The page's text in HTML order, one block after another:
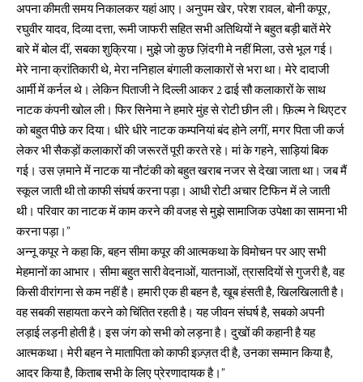
अपना कीमती समय निकालकर यहां आए। अनुपम खेर, परेश रावल, बोनी कपूर,
रघुवीर यादव, दिव्या दत्ता, रूमी जाफरी सहित सभी अतिथियों ने बहुत बड़ी बातें मेरे
बारे में बोल दीं, सबका शुक्रिया। मुझे जो कुछ ज़िंदगी मे नहीं मिला, उसे भूल गई।
मेरे नाना क्रांतिकारी थे, मेरा ननिहाल बंगाली कलाकारों से भरा था। मेरे दादाजी
आर्मी में कर्नल थे। लेकिन पिताजी ने दिल्ली आकर 2 ढाई सौ कलाकारों के साथ
नाटक कंपनी खोल ली। फिर सिनेमा ने हमारे मुंह से रोटी छीन ली। फ़िल्म ने थिएटर
को बहुत पीछे कर दिया। धीरे धीरे नाटक कम्पनियां बंद होने लगीं, मगर पिता जी कर्ज
लेकर भी सैकड़ों कलाकारों की जरूरतें पूरी करते रहे। मां के गहने, साड़ियां बिक
गई। उस ज़माने में नाटक या नौटंकी को बहुत खराब नजर से देखा जाता था। जब मैं
स्कूल जाती थी तो काफी संघर्ष करना पड़ा। आधी रोटी अचार टिफिन में ले जाती
थी। परिवार का नाटक में काम करने की वजह से मुझे सामाजिक उपेक्षा का सामना भी
करना पड़ा।”
अन्नू कपूर ने कहा कि, बहन सीमा कपूर की आत्मकथा के विमोचन पर आए सभी
मेहमानों का आभार। सीमा बहुत सारी वेदनाओं, यातनाओं, त्रासदियों से गुजरी है, वह
किसी वीरांगना से कम नहीं है। हमारी एक ही बहन है, खूब हंसती है, खिलखिलाती है।
वह सबकी सहायता करने को चिंतित रहती है। यह जीवन संघर्ष है, सबको अपनी
लड़ाई लड़नी होती है। इस जंग को सभी को लड़ना है। दुखों की कहानी है यह
आत्मकथा। मेरी बहन ने मातापिता को काफी इज़्ज़त दी है, उनका सम्मान किया है,
आदर किया है, किताब सभी के लिए प्रेरणादायक है।”